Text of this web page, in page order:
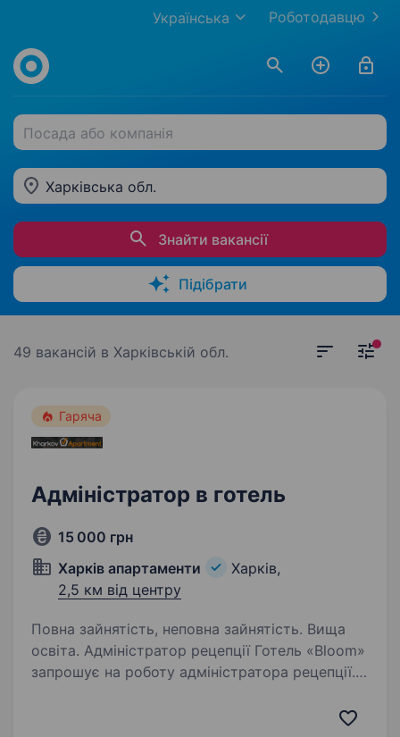
Роботодавцю
Українська
Посада або компанія
Харківська обл.
Знайти вакансії
Підібрати
49 вакансій в Харківській обл.
Гаряча
Адміністратор в готель
15 000 грн
Харків апартаменти
Харків,
2,5 км від центру
Повна зайнятість, неповна зайнятість. Вища
освіта. Адміністратор рецепції Готель «Вloom»
запрошує на роботу адміністратора рецепції.